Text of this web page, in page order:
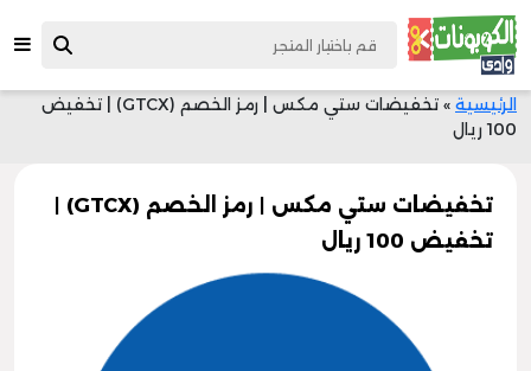
الرئيسية »
تخفيضات ستي مكس | رمز الخصم (GTCX) | تخفيض
100 ريال
تخفيضات ستي مكس | رمز الخصم (GTCX) |
تخفيض 100 ريال